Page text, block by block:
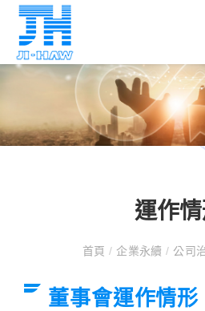
運作
首頁/ 企業永續/ 公司
董事會運作情形